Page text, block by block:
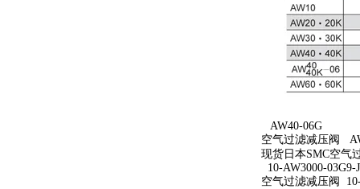
AW40-06G
空气过滤减压阀
现货日本SMC空气
10-AW3000-03G9-
空气过滤减压阀